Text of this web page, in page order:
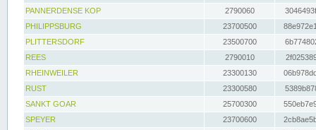
PANNERDENSE KOP
2790060
PHILIPPSBURG
23700500
PLITTERSDORF
23500700
REES
2790010
RHEINWEILER
23300130
RUST
23300580
SANKT GOAR
25700300
SPEYER
23700600